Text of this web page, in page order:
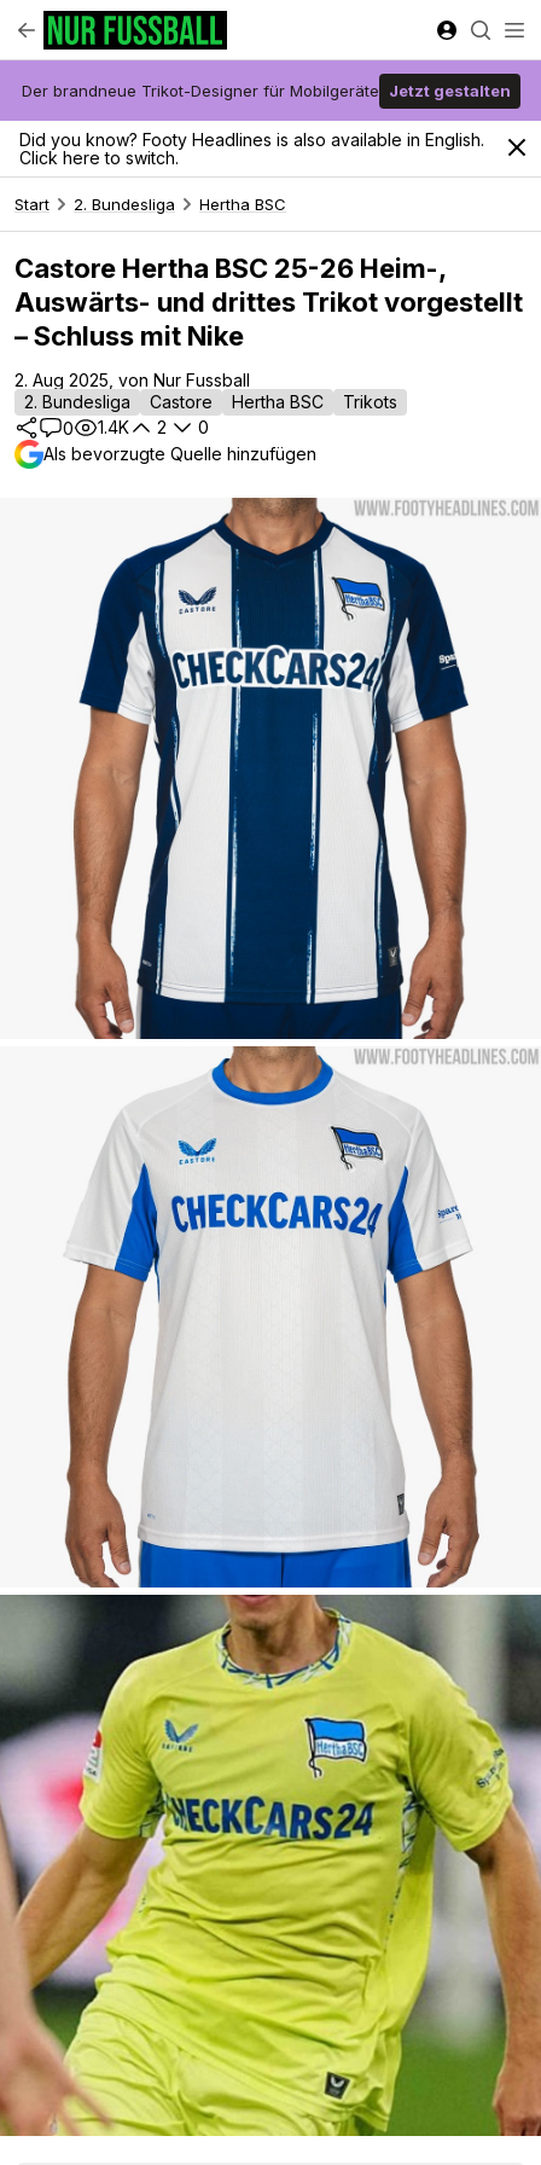
Der brandneue Trikot-Designer für Mobilgeräte Jetzt gestalten
Did you know? Footy Headlines is also available in English.
Click here to switch.
Start 2. Bundesliga Hertha BSC
Castore Hertha BSC 25-26 Heim-,
Auswärts- und drittes Trikot vorgestellt
– Schluss mit Nike
2. Aug 2025, von Nur Fussball
2. Bundesliga
Castore Hertha BSC
Trikots
0
1.4K 2
0
Als bevorzugte Quelle hinzufügen